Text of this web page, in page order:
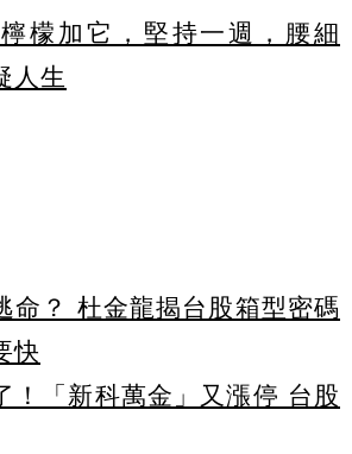
檬加它，堅持一週，腰細
人生
命？ 杜金龍揭台股箱型密碼
快
！「新科萬金」又漲停 台股